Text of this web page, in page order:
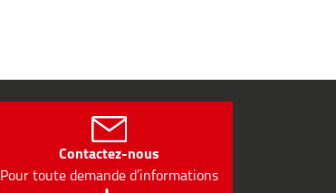
Contactez-nous
Pour toute demande d’informations